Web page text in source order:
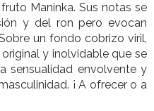
Maninka. Sus notas se
y del ron pero evocan
un fondo cobrizo viril,
y inolvidable que se
sensualidad envolvente y
¡ A ofrecer o a